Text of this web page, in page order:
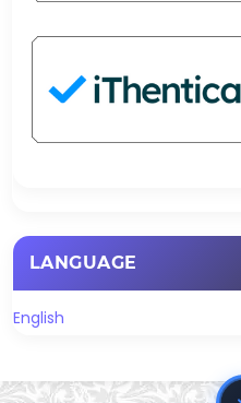
LANGUAGE
English